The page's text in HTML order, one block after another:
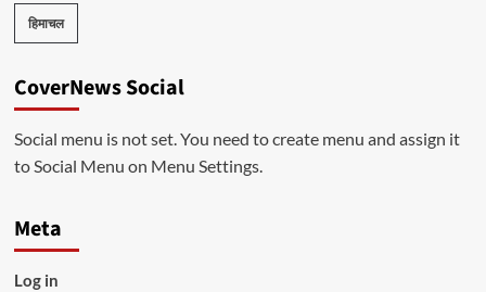
हिमाचल
CoverNews Social
Social menu is not set. You need to create menu and assign it
to Social Menu on Menu Settings.
Meta
Log in